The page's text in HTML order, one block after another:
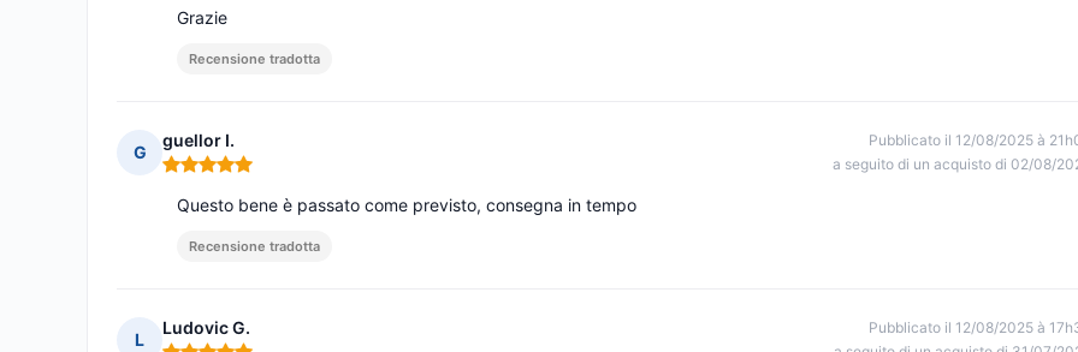
Grazie
Recensione tradotta
G
guellor I.
Nota: 5 su 5
Pubblicato il 12/08/2025 à
a seguito di un acquisto di 02/08/
Questo bene è passato come previsto, consegna in tempo
Recensione tradotta
L
Ludovic G.
Pubblicato il 12/08/2025 à